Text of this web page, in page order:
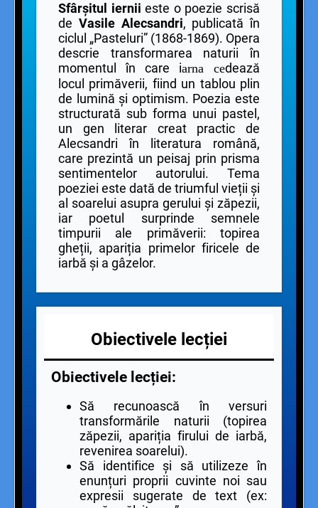
Sfârșitul iernii este o poezie scrisă
de Vasile Alecsandri, publicată în
ciclul „Pasteluri” (1868-1869). Opera
descrie transformarea naturii în
momentul în care iarna cedează
locul primăverii, fiind un tablou plin
de lumină și optimism. Poezia este
structurată sub forma unui pastel,
un gen literar creat practic de
Alecsandri în literatura română,
care prezintă un peisaj prin prisma
sentimentelor autorului. Tema
poeziei este dată de triumful vieții și
al soarelui asupra gerului și zăpezii,
iar poetul surprinde semnele
timpurii ale primăverii: topirea
gheții, apariția primelor firicele de
iarbă și a gâzelor.
Obiectivele lecției
Obiectivele lecției:
Să recunoască în versuri
transformările naturii (topirea
zăpezii, apariția firului de iarbă,
revenirea soarelui).
Să identifice și să utilizeze în
enunțuri proprii cuvinte noi sau
expresii sugerate de text (ex: